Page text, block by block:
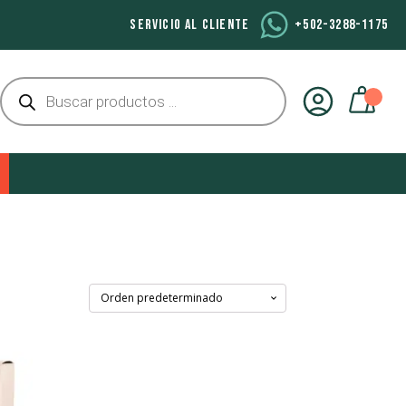
SERVICIO AL CLIENTE +502-3288-1175
Búsqueda
de
productos